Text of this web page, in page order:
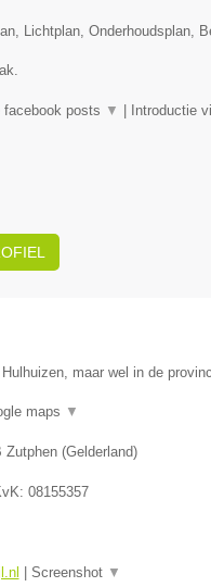
Lichtplan, Onderhoudsplan,
facebook posts ▼ Introductie
maar wel in de
maps ▼
Zutphen(Gelderland)
08155357
Screenshot ▼